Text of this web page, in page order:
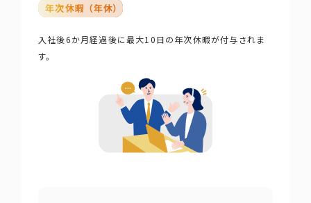
年次休暇 （年休）
入社後6か月経過後に最大10日の年次休暇が付与されま
す。